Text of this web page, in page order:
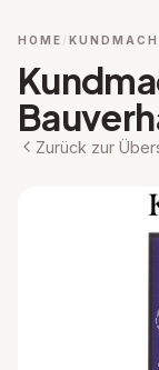
HOME
Zurück zur